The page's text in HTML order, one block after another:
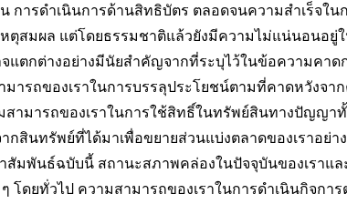
การดำเนินการด้านสิทธิบัตร ตลอดจนความสำเร็จ
ตุสมผล แต่โดยธรรมชาติแล้วยังมีความไม่แน่นอนอ
จแตกต่างอย่างมีนัยสำคัญจากที่ระบุไว้ในข้อความค
มารถของเราในการบรรลุประโยชน์ตามที่คาดหวัง
สามารถของเราในการใช้สิทธิ์ในทรัพย์สินทางปัญญ
สินทรัพย์ที่ได้มาเพื่อขยายส่วนแบ่งตลาดของเราอย่า
สัมพันธ์ฉบับนี้ สถานะสภาพคล่องในปัจจุบันของเราแ
โดยทั่วไป ความสามารถของเราในการดำเนินกิจ